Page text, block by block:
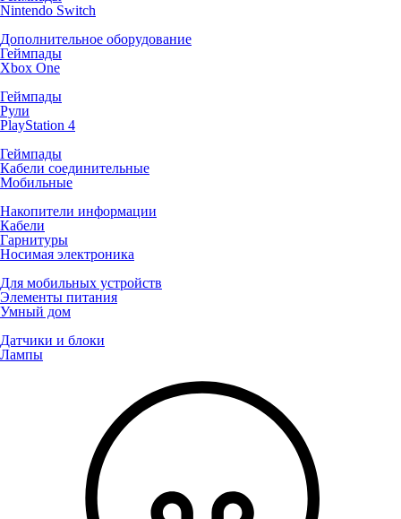
Nintendo Switch
Дополнительное оборудование
Геймпады
Xbox One
Геймпады
Рули
PlayStation 4
Геймпады
Кабели соединительные
Мобильные
Накопители информации
Кабели
Гарнитуры
Носимая электроника
Для мобильных устройств
Элементы питания
Умный дом
Датчики и блоки
Лампы